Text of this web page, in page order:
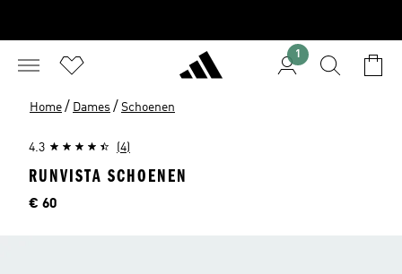
1
Home / Dames / Schoenen
4.3 (4)
RUNVISTA SCHOENEN
Prijs
€ 60